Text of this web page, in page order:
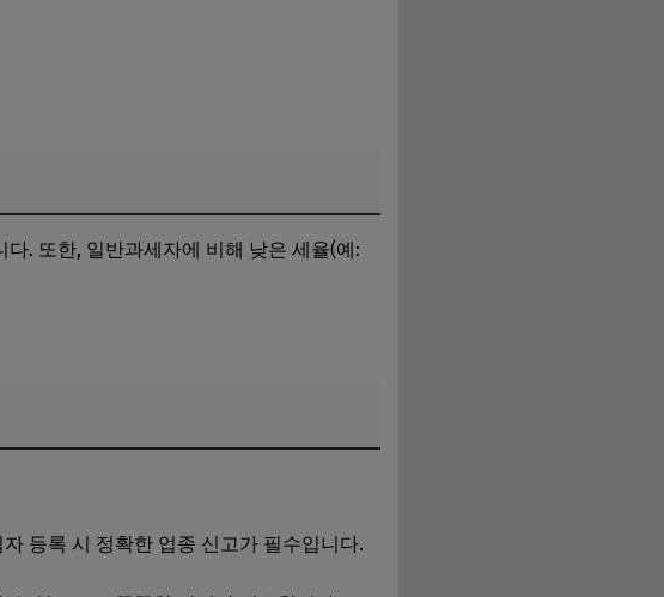
. 또한, 일반과세자에 비해 낮은 세율(예:
등록 시 정확한 업종 신고가 필수입니다.